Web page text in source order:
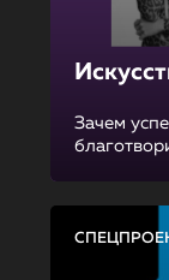
Зачем